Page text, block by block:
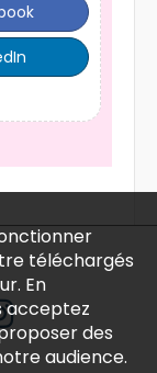
téléchargés
En
acceptez
des
audience.